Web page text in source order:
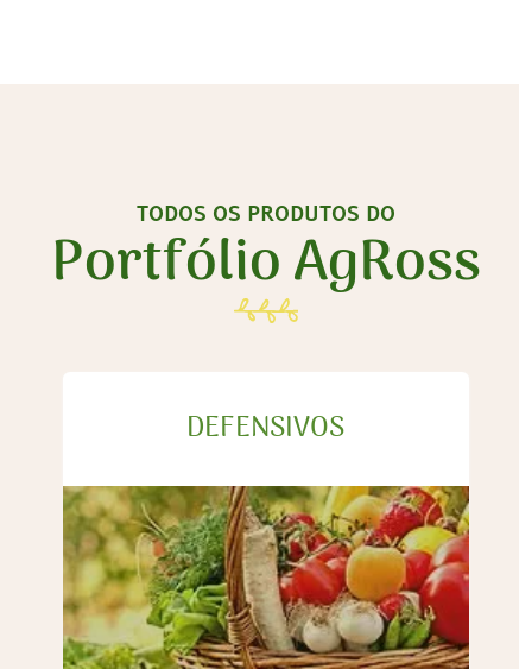
TODOS OS PRODUTOS DO
Portfólio AgRoss
DEFENSIVOS